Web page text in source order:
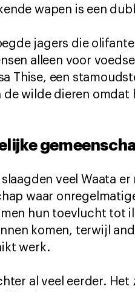
wapen is een
jagers die
alleen voor
Thise, een
wilde dieren omdat
veel Waata
waar
hun toevlucht tot
komen, terwijl
werk.
al veel eerder.